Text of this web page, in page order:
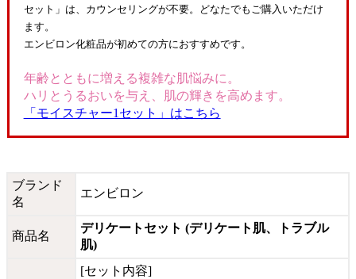
セット」は、カウンセリングが不要。どなたでもご購入いただけ
ます。
エンビロン化粧品が初めての方におすすめです。
年齢とともに増える複雑な肌悩みに。
ハリとうるおいを与え、肌の輝きを高めます。
「モイスチャー1セット」はこちら
ブランド
名
エンビロン
商品名
デリケートセット (デリケート肌、トラブル
肌)
[セット内容]